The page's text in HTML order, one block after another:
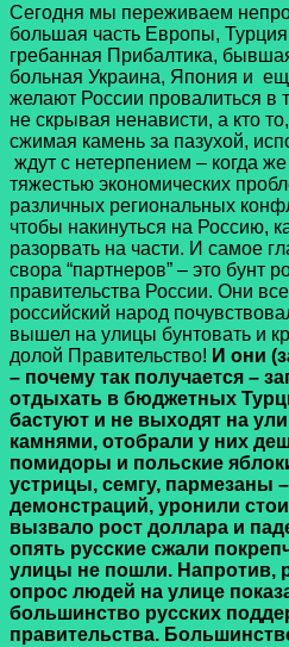
Сегодня мы переживаем
большая часть Европы,
гребанная Прибалтика,
больная Украина, Япония и
желают России провалиться в
не скрывая ненависти, а кто
сжимая камень за пазухой,
ждут с нетерпением – когда
тяжестью экономических
различных региональных
чтобы накинуться на Россию,
разорвать на части. И самое
свора “партнеров” – это бунт
правительства России. Они
российский народ
вышел на улицы бунтовать и
долой Правительство! И они
– почему так получается –
отдыхать в бюджетных
бастуют и не выходят на
камнями, отобрали у них
помидоры и польские
устрицы, семгу, пармезаны
демонстраций, уронили
вызвало рост доллара и
опять русские сжали
улицы не пошли. Напротив,
опрос людей на улице
большинство русских
правительства.